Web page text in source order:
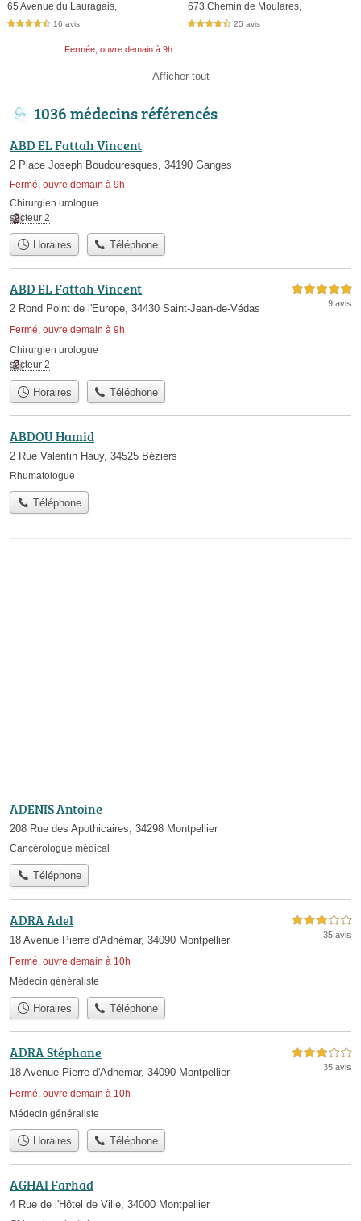
65 Avenue du Lauragais,
4,5 étoiles sur 5 16 avis
Fermée, ouvre demain à 9h
673 Chemin de Moulares,
4,5 étoiles sur 5 25 avis
Afficher tout
1036 médecins référencés
ABD EL Fattah Vincent
2 Place Joseph Boudouresques, 34190 Ganges
Fermé, ouvre demain à 9h
Chirurgien urologue
secteur 2
Horaires Téléphone
ABD EL Fattah Vincent
2 Rond Point de l'Europe, 34430 Saint-Jean-de-Védas
Fermé, ouvre demain à 9h
5,0 étoiles sur 5
9 avis
Chirurgien urologue
secteur 2
Horaires Téléphone
ABDOU Hamid
2 Rue Valentin Hauy, 34525 Béziers
Rhumatologue
Téléphone
ADENIS Antoine
208 Rue des Apothicaires, 34298 Montpellier
Cancérologue médical
Téléphone
ADRA Adel
18 Avenue Pierre d'Adhémar, 34090 Montpellier
Fermé, ouvre demain à 10h
3,0 étoiles sur 5
35 avis
Médecin généraliste
Horaires Téléphone
ADRA Stéphane
18 Avenue Pierre d'Adhémar, 34090 Montpellier
Fermé, ouvre demain à 10h
3,0 étoiles sur 5
35 avis
Médecin généraliste
Horaires Téléphone
AGHAI Farhad
4 Rue de l'Hôtel de Ville, 34000 Montpellier